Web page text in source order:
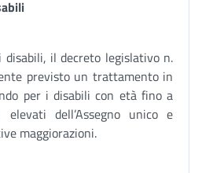
il decreto legislativo n.
previsto un trattamento in
per i disabili con età fino a
dell’Assegno unico e
maggiorazioni.